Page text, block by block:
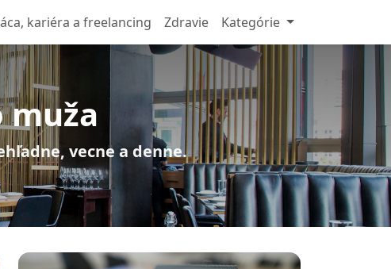
kariéra a freelancing Zdravie Kategórie
muža
vecne a denne.